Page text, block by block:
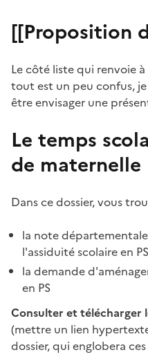
[[Proposition
Le côté liste qui renvoie
tout est un peu confus,
être envisager une
Le temps
de maternelle
Dans ce dossier, vous
la note
l'assiduité scolaire en PS
la demande
en PS
Consulter et télécharger
(mettre un lien
dossier, qui englobera